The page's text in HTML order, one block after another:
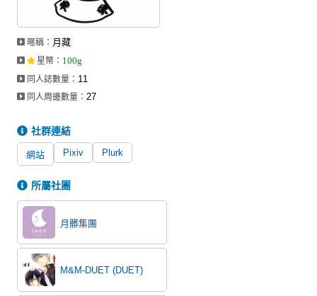
暱稱： 月藏
星幣 ： 100g
同人誌數量： 11
同人周邊數量：27
社群連結
網站 Pixiv Plurk
所屬社團
月髒集團
M&M-DUET (DUET)